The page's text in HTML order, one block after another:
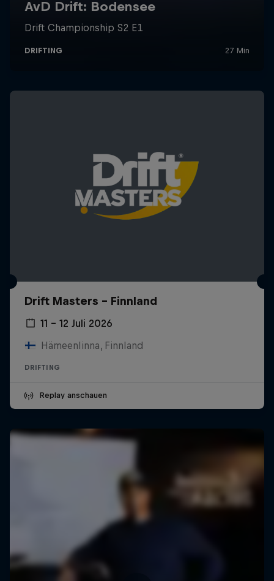
Drift Masters – Finnland
11 – 12 Juli 2026
Hämeenlinna, Finnland
DRIFTING
Replay anschauen